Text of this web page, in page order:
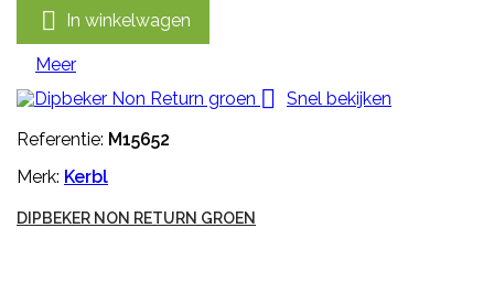
 In winkelwagen
Meer

Snel bekijken
Referentie: M15652
Merk: Kerbl
DIPBEKER NON RETURN GROEN